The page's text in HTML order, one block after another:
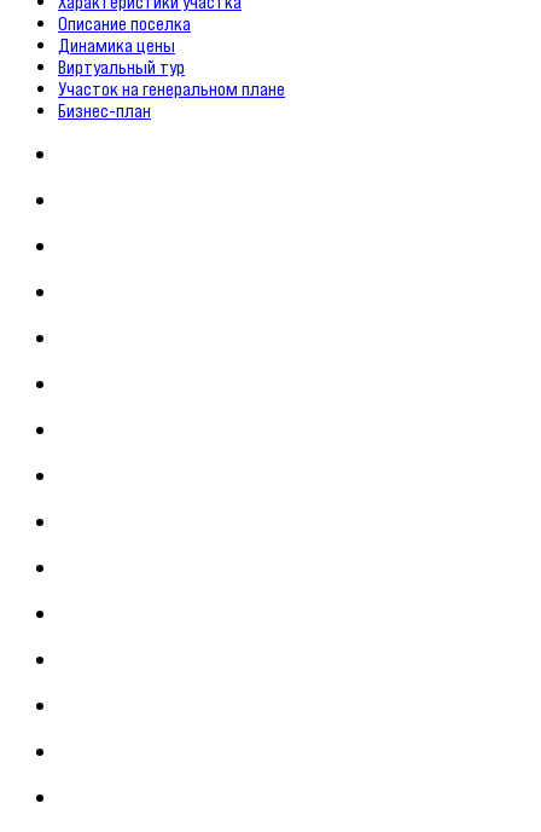
Описание поселка
Динамика цены
Виртуальный тур
Участок на генеральном плане
Бизнес-план